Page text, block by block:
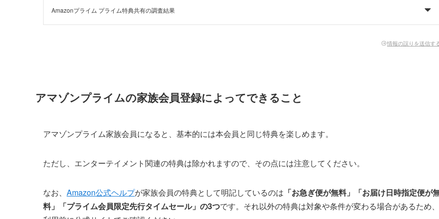
Amazonプライム プライム特典共有の調査結果
情報の誤りを送信す
アマゾンプライムの家族会員登録によってできること
アマゾンプライム家族会員になると、基本的には本会員と同じ特典を楽しめます。
ただし、エンターテイメント関連の特典は除かれますので、その点には注意してください。
なお、 Amazon公式ヘルプが家族会員の特典として明記しているのは 「お急ぎ便が無料」「お届け日時指定便が
料」「プライム会員限定先行タイムセール」の3つです。それ以外の特典は対象や条件が変わる場合があるため、